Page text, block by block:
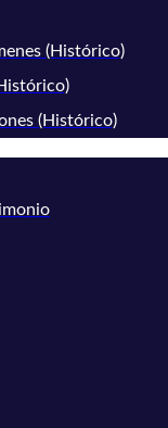
(Histórico)
(Histórico)